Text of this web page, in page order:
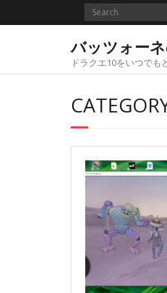
バッツォー
ドラクエ10をいつでも